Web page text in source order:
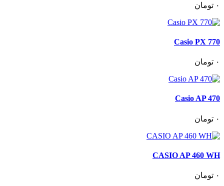
٠ تومان
Casio PX 770
٠ تومان
Casio AP 470
٠ تومان
CASIO AP 460 WH
٠ تومان